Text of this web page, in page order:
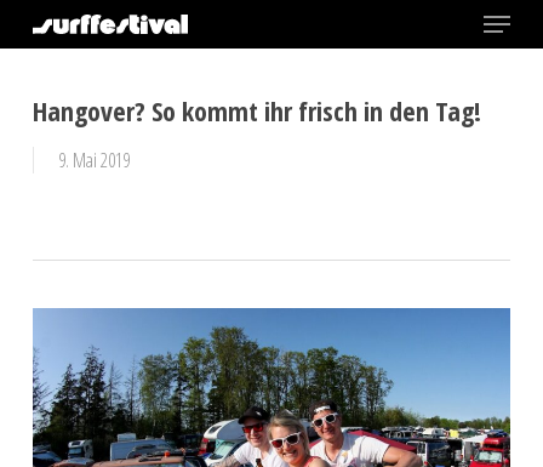
to
content
Menu
Hangover? So kommt ihr frisch in den Tag!
9. Mai 2019